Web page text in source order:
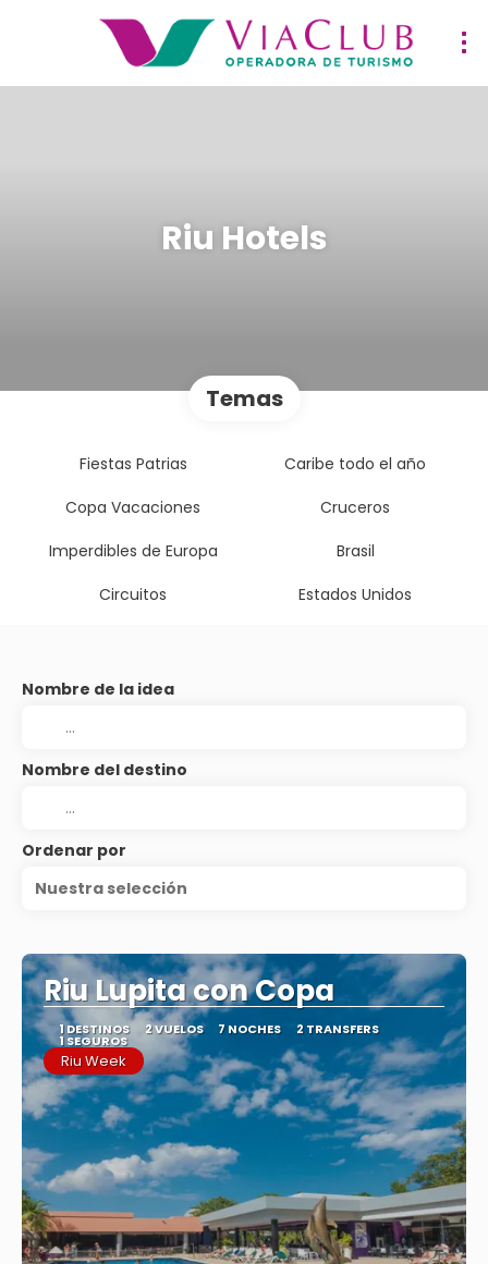
Riu Hotels
Temas
Fiestas Patrias
Caribe todo el año
Copa Vacaciones
Cruceros
Imperdibles de Europa
Brasil
Circuitos
Estados Unidos
Nombre de la idea
Nombre del destino
Ordenar por
Nuestra selección
Riu Lupita con Copa
1 DESTINOS 2 VUELOS 7 NOCHES 2 TRANSFERS
1 SEGUROS
Riu Week